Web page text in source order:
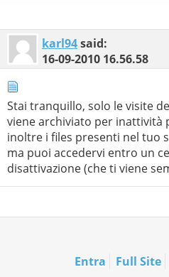
karl94said:
16-09-2010 16.56.58
Stai tranquillo, solo le visite
viene archiviato per inattività
inoltre i files presenti nel tuo
ma puoi accedervi entro un
disattivazione (che ti viene
Entra Full Site